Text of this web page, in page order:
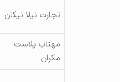
تجارت نیلا نیکان
مهتاب پلاست
مکران